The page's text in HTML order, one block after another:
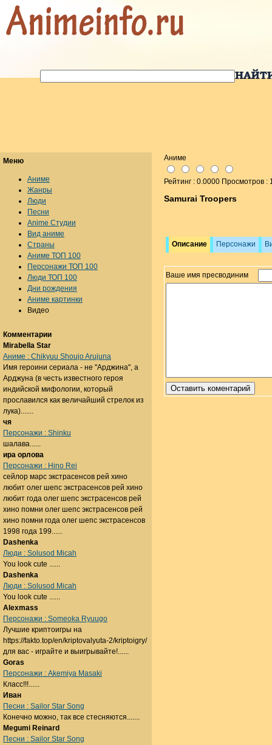
Аниме
Рейтинг : 0.0000 Просмотров :
Samurai Troopers
Описание Персонажи
Ваше имя пресводиним
Меню
Аниме
Жанры
Люди
Песни
Anime Студии
Вид аниме
Страны
Аниме ТОП 100
Персонажи ТОП 100
Люди ТОП 100
Дни рождения
Аниме картинки
Видео
Комментарии
Mirabella Star
Аниме : Chikyuu Shoujo Arujuna
Имя героини сериала - не "Арджина", а
Арджуна (в честь известного героя
индийской мифологии, который
прославился как величайший стрелок из
лука).......
чя
Персонажи : Shinku
шалава......
ира орлова
Персонажи : Hino Rei
сейлор марс экстрасенсов рей хино
любит олег шепс экстрасенсов рей хино
любит года олег шепс экстрасенсов рей
хино помни олег шепс экстрасенсов рей
хино помни года олег шепс экстрасенсов
1998 года 199......
Dashenka
Люди : Solusod Micah
You look cute ......
Dashenka
Люди : Solusod Micah
You look cute ......
Alexmass
Персонажи : Someoka Ryuugo
Лучшие криптоигры на
https://fakto.top/en/kriptovalyuta-2/kriptoigry/
для вас - играйте и выигрывайте!......
Goras
Персонажи : Akemiya Masaki
Класс!!!......
Иван
Песни : Sailor Star Song
Конечно можно, так все стесняются.......
Megumi Reinard
Песни : Sailor Star Song